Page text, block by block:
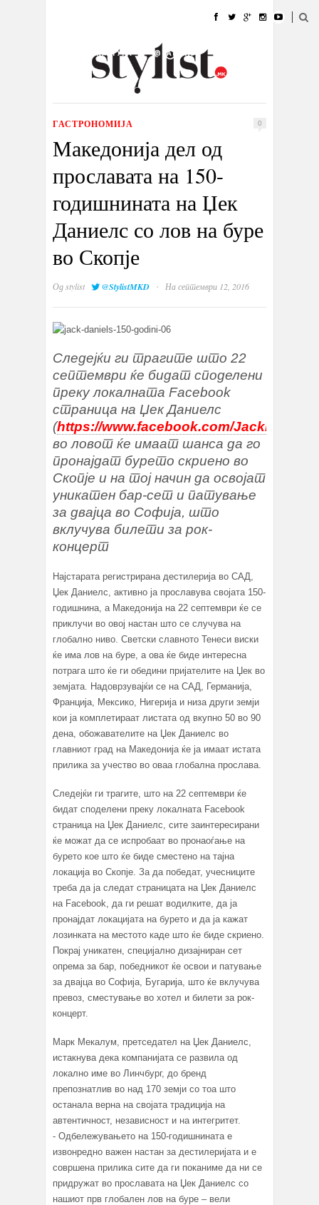
УБАВИНА
КУЛТУРА @РАБОТА
ИЗЛОГ
ГАСТРОНОМИЈА 0
Македонија дел од
прославата на 150-
годишнината на Џек
Даниелс со лов на буре
во Скопје
Одstylist @StylistMKD · На септември 12, 2016
Следејќи ги трагите што 22
септември ќе бидат споделени
преку локалната Facebook
страница на Џек Даниелс
(https://www.facebook.com/
во ловот ќе имаат шанса да го
пронајдат бурето скриено во
Скопје и на тој начин да освојат
уникатен бар-сет и патување
за двајца во Софија, што
вклучува билети за рок-
концерт
Најстарата регистрирана дестилерија во САД,
Џек Даниелс, активно ја прославува својата 150-
годишнина, а Македонија на 22 септември ќе се
приклучи во овој настан што се случува на
глобално ниво. Светски славното Тенеси виски
ќе има лов на буре, а ова ќе биде интересна
потрага што ќе ги обедини пријателите на Џек во
земјата. Надоврзувајќи се на САД, Германија,
Франција, Мексико, Нигерија и низа други земји
кои ја комплетираат листата од вкупно 50 во 90
дена, обожавателите на Џек Даниелс во
главниот град на Македонија ќе ја имаат истата
прилика за учество во оваа глобална прослава.
Следејќи ги трагите, што на 22 септември ќе
бидат споделени преку локалната Facebook
страница на Џек Даниелс, сите заинтересирани
ќе можат да се испробаат во пронаоѓање на
бурето кое што ќе биде сместено на тајна
локација во Скопје. За да победат, учесниците
треба да ја следат страницата на Џек Даниелс
на Facebook, да ги решат водилките, да ја
пронајдат локацијата на бурето и да ја кажат
лозинката на местото каде што ќе биде скриено.
Покрај уникатен, специјално дизајниран сет
опрема за бар, победникот ќе освои и патување
за двајца во Софија, Бугарија, што ќе вклучува
превоз, сместување во хотел и билети за рок-
концерт.
Марк Мекалум, претседател на Џек Даниелс,
истакнува дека компанијата се развила од
локално име во Линчбург, до бренд
препознатлив во над 170 земји со тоа што
останала верна на својата традиција на
автентичност, независност и на интегритет.
- Одбележувањето на 150-годишнината е
извонредно важен настан за дестилеријата и е
совршена прилика сите да ги поканиме да ни се
придружат во прославата на Џек Даниелс со
нашиот прв глобален лов на буре – вели